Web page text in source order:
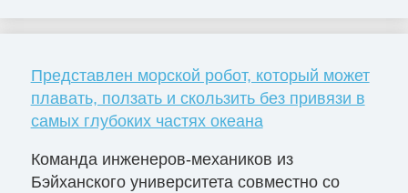
Представлен морской робот, который может
плавать, ползать и скользить без привязи в
самых глубоких частях океана
Команда инженеров-механиков из
Бэйханского университета совместно со